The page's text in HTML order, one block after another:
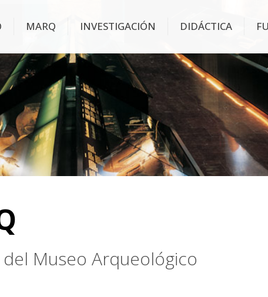
MARQ INVESTIGACIÓN DIDÁCTICA
Museo Arqueológico